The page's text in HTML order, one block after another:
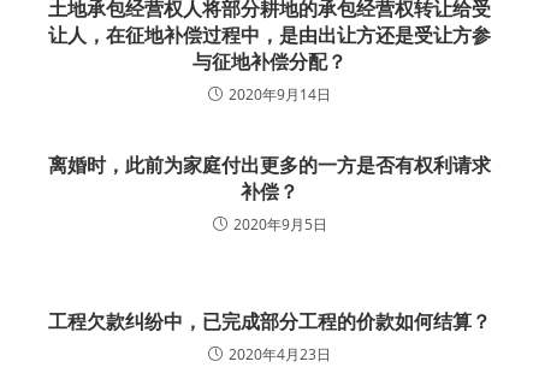
土地承包经营权人将部分耕地的承包经营权转让给受
让人，在征地补偿过程中，是由出让方还是受让方参
与征地补偿分配？
2020年9月14日
离婚时，此前为家庭付出更多的一方是否有权利请求
补偿？
2020年9月5日
工程欠款纠纷中，已完成部分工程的价款如何结算？
2020年4月23日